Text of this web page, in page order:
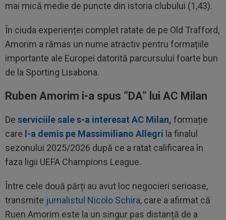
mai mică medie de puncte din istoria clubului (1,43).
În ciuda experienței complet ratate de pe Old Trafford,
Amorim a rămas un nume atractiv pentru formațiile
importante ale Europei datorită parcursului foarte bun
de la Sporting Lisabona.
Ruben Amorim i-a spus ”DA” lui AC Milan
De serviciile sale s-a interesat AC Milan, formație
care l-a demis pe Massimiliano Allegri la finalul
sezonului 2025/2026 după ce a ratat calificarea în
faza ligii UEFA Champions League.
Între cele două părți au avut loc negocieri serioase,
transmite jurnalistul Nicolo Schira, care a afirmat că
Ruen Amorim este la un singur pas distanță de a